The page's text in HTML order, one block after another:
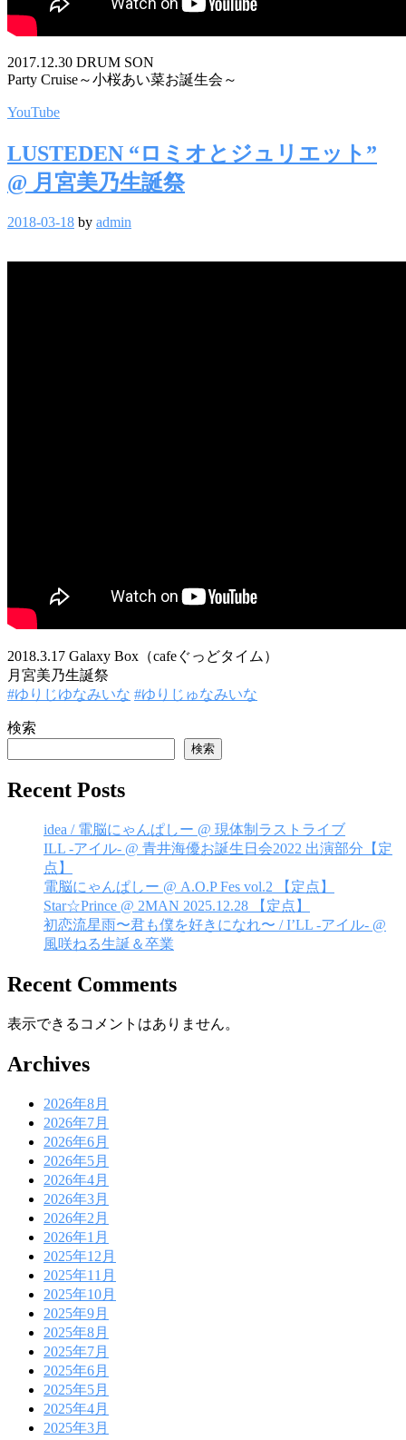
2017.12.30 DRUM SON
Party Cruise～小桜あい菜お誕生会～
YouTube
LUSTEDEN “ロミオとジュリエット”
@ 月宮美乃生誕祭
2018-03-18 by admin
2018.3.17 Galaxy Box（cafeぐっどタイム）
月宮美乃生誕祭
#ゆりじゆなみいな #ゆりじゅなみいな
検索
検索
Recent Posts
idea / 電脳にゃんぱしー @ 現体制ラストライブ
ILL -アイル- @ 青井海優お誕生日会2022 出演部分【定
点】
電脳にゃんぱしー @ A.O.P Fes vol.2 【定点】
Star☆Prince @ 2MAN 2025.12.28 【定点】
初恋流星雨〜君も僕を好きになれ〜 / I’LL -アイル- @
風咲ねる生誕＆卒業
Recent Comments
表示できるコメントはありません。
Archives
2026年8月
2026年7月
2026年6月
2026年5月
2026年4月
2026年3月
2026年2月
2026年1月
2025年12月
2025年11月
2025年10月
2025年9月
2025年8月
2025年7月
2025年6月
2025年5月
2025年4月
2025年3月